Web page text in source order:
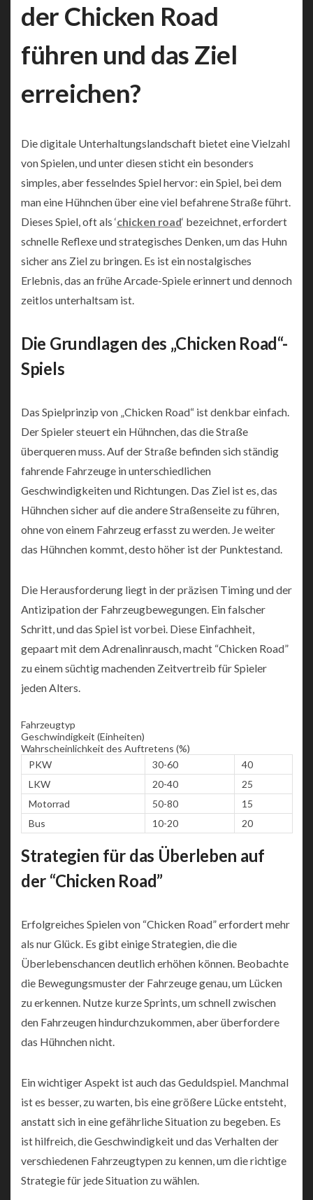
der Chicken Road
führen und das Ziel
erreichen?
Die digitale Unterhaltungslandschaft bietet eine Vielzahl
von Spielen, und unter diesen sticht ein besonders
simples, aber fesselndes Spiel hervor: ein Spiel, bei dem
man eine Hühnchen über eine viel befahrene Straße führt.
Dieses Spiel, oft als ‘chicken road‘ bezeichnet, erfordert
schnelle Reflexe und strategisches Denken, um das Huhn
sicher ans Ziel zu bringen. Es ist ein nostalgisches
Erlebnis, das an frühe Arcade-Spiele erinnert und dennoch
zeitlos unterhaltsam ist.
Die Grundlagen des „Chicken Road“-
Spiels
Das Spielprinzip von „Chicken Road“ ist denkbar einfach.
Der Spieler steuert ein Hühnchen, das die Straße
überqueren muss. Auf der Straße befinden sich ständig
fahrende Fahrzeuge in unterschiedlichen
Geschwindigkeiten und Richtungen. Das Ziel ist es, das
Hühnchen sicher auf die andere Straßenseite zu führen,
ohne von einem Fahrzeug erfasst zu werden. Je weiter
das Hühnchen kommt, desto höher ist der Punktestand.
Die Herausforderung liegt in der präzisen Timing und der
Antizipation der Fahrzeugbewegungen. Ein falscher
Schritt, und das Spiel ist vorbei. Diese Einfachheit,
gepaart mit dem Adrenalinrausch, macht “Chicken Road”
zu einem süchtig machenden Zeitvertreib für Spieler
jeden Alters.
Fahrzeugtyp
Geschwindigkeit (Einheiten)
Wahrscheinlichkeit des Auftretens (%)
PKW
30-60
40
LKW
20-40
25
Motorrad
50-80
15
Bus
10-20 20
Strategien für das Überleben auf
der “Chicken Road”
Erfolgreiches Spielen von “Chicken Road” erfordert mehr
als nur Glück. Es gibt einige Strategien, die die
Überlebenschancen deutlich erhöhen können. Beobachte
die Bewegungsmuster der Fahrzeuge genau, um Lücken
zu erkennen. Nutze kurze Sprints, um schnell zwischen
den Fahrzeugen hindurchzukommen, aber überfordere
das Hühnchen nicht.
Ein wichtiger Aspekt ist auch das Geduldspiel. Manchmal
ist es besser, zu warten, bis eine größere Lücke entsteht,
anstatt sich in eine gefährliche Situation zu begeben. Es
ist hilfreich, die Geschwindigkeit und das Verhalten der
verschiedenen Fahrzeugtypen zu kennen, um die richtige
Strategie für jede Situation zu wählen.